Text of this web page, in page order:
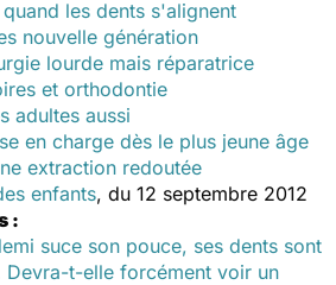
les dents s'alignent
nouvelle génération
lourde mais réparatrice
et orthodontie
adultes aussi
en charge dès le plus jeune âge
extraction redoutée
enfants, du 12 septembre 2012
:
suce son pouce, ses dents sont
Devra-t-elle forcément voir un